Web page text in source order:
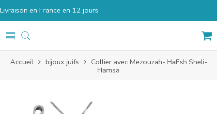
Livraison en France en 12 jours
Accueil bijoux juifs
Collier avec Mezouzah- HaEsh Sheli-
Hamsa